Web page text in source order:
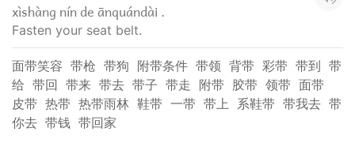
xìshàng nín de ānquándài .
Fasten your seat belt.
面带笑容 带枪 带狗 附带条件 带领 背带 彩带 带到 带
给 带回 带来 带去 带子 带走 附带 胶带 领带 面带
皮带 热带 热带雨林 鞋带 一带 带上 系鞋带 带我去 带
你去 带钱 带回家